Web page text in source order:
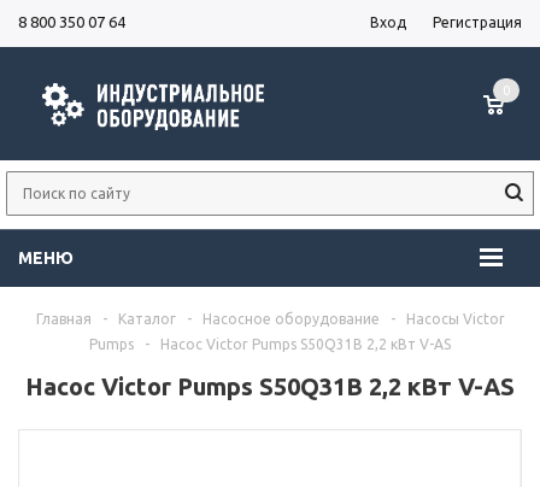
8 800 350 07 64 Вход Регистрация
МЕНЮ
0
Главная - Каталог - Насосное оборудование -
Насосы Victor
Pumps
- Насос Victor Pumps S50Q31B 2,2 кВт V-AS
Насос Victor Pumps S50Q31B 2,2 кВт V-AS